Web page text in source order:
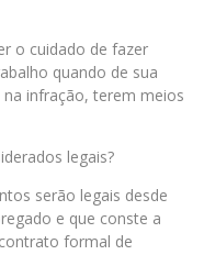
o cuidado de fazer
quando de sua
infração, terem meios
legais?
serão legais desde
e que conste a
formal de